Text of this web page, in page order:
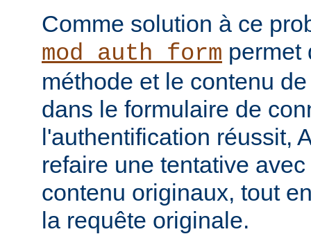
Comme solution à ce
mod_auth_form permet
méthode et le contenu
dans le formulaire de
l'authentification réussit,
refaire une tentative
contenu originaux, tout
la requête originale.